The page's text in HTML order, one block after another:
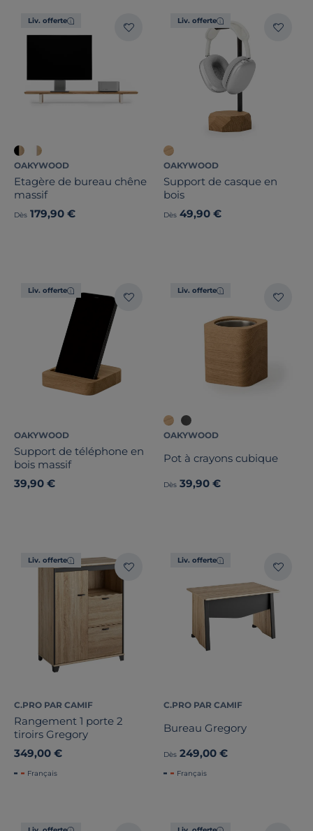
Liv. offerte
OAKYWOOD
Etagère de bureau chêne
massif
Dès 179,90 €
Liv. offerte
OAKYWOOD
Support de casque en
bois
Dès 49,90 €
Liv. offerte
OAKYWOOD
Support de téléphone en
bois massif
39,90 €
Liv. offerte
OAKYWOOD
Pot à crayons cubique
Dès 39,90 €
Liv. offerte
C.PRO PAR CAMIF
Rangement 1 porte 2
tiroirs Gregory
349,00 €
Français
Liv. offerte
C.PRO PAR CAMIF
Bureau Gregory
Dès 249,00 €
Français